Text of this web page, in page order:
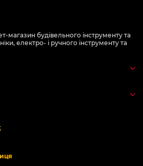
магазин будівельного інструменту та
електро- і ручного інструменту та